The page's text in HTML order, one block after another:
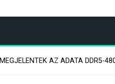
MEGJELENTEK AZ ADATA DDR5-